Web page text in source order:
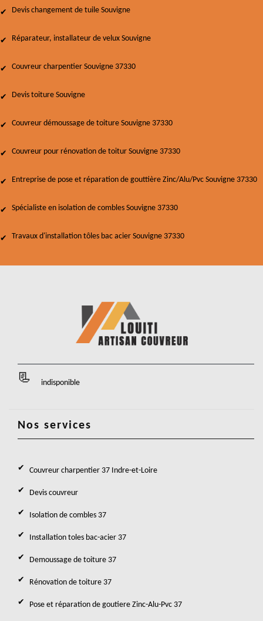
Devis changement de tuile Souvigne
Réparateur, installateur de velux Souvigne
Couvreur charpentier Souvigne 37330
Devis toiture Souvigne
Couvreur démoussage de toiture Souvigne 37330
Couvreur pour rénovation de toitur Souvigne 37330
Entreprise de pose et réparation de gouttière Zinc/Alu/Pvc Souvigne 37330
Spécialiste en isolation de combles Souvigne 37330
Travaux d'installation tôles bac acier Souvigne 37330
indisponible
Nos services
Couvreur charpentier 37 Indre-et-Loire
Devis couvreur
Isolation de combles 37
Installation toles bac-acier 37
Demoussage de toiture 37
Rénovation de toiture 37
Pose et réparation de goutiere Zinc-Alu-Pvc 37